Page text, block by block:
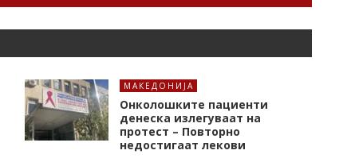
МАКЕДОНИЈА
Онколошките пациенти
денеска излегуваат на
протест – Повторно
недостигаат лекови